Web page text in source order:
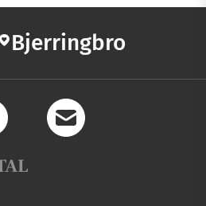
Bjerringbro